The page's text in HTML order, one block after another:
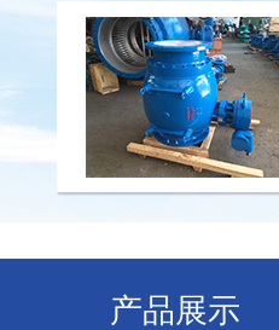
产品展示